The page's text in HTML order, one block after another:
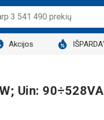
Akcijos
Uin: